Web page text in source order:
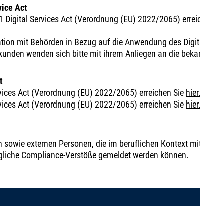
Act
Services Act (Verordnung (EU) 2022/2065)
mit Behörden in Bezug auf die Anwendung des
wenden sich bitte mit ihrem Anliegen an die
Act (Verordnung (EU) 2022/2065) erreichen Sie hier.
Act (Verordnung (EU) 2022/2065) erreichen Sie hier.
externen Personen, die im beruflichen Kontext
Compliance-Verstöße gemeldet werden können.